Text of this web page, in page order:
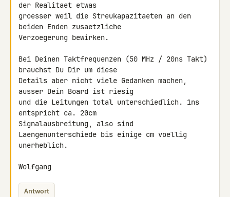
der Realitaet etwas
groesser weil die Streukapazitaeten an den
beiden Enden zusaetzliche
Verzoegerung bewirken.
Bei Deinen Taktfrequenzen (50 MHz / 20ns Takt)
brauchst Du Dir um diese
Details aber nicht viele Gedanken machen,
ausser Dein Board ist riesig
und die Leitungen total unterschiedlich. 1ns
entspricht ca. 20cm
Signalausbreitung, also sind
Laengenunterschiede bis einige cm voellig
unerheblich.
Wolfgang
Antwort